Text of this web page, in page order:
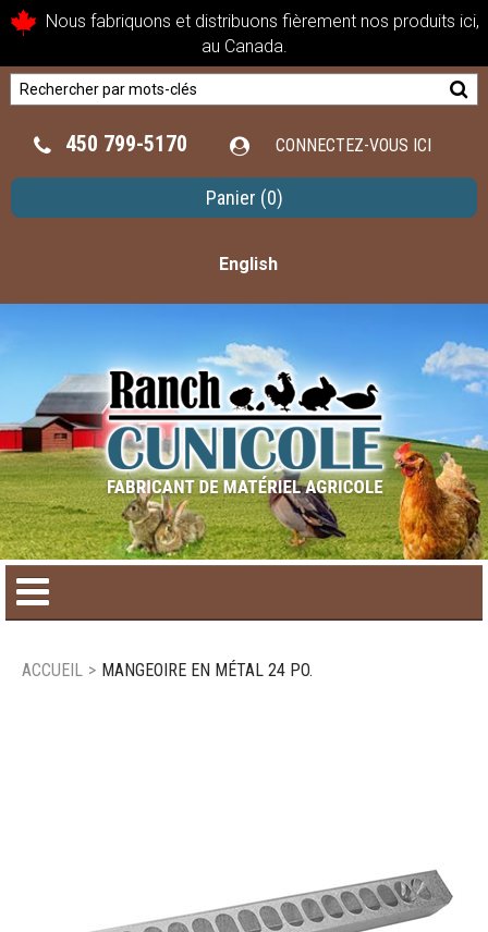
Nous fabriquons et distribuons fièrement nos produits ici,
au Canada.
450 799-5170 CONNECTEZ-VOUS ICI
Panier (0)
English
Nous joindre
ACCUEIL > MANGEOIRE EN MÉTAL 24 PO.